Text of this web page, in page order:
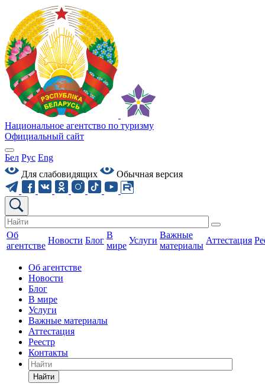
Национальное агентство по туризму
Официальный сайт
Бел Рус Eng
Для слабовидящих
Обычная версия
Об
агентстве
Новости Блог
В
мире
Услуги
Важные
материалы
Аттестация
Об агентстве
Новости
Блог
В мире
Услуги
Важные материалы
Аттестация
Реестр
Контакты
Найти